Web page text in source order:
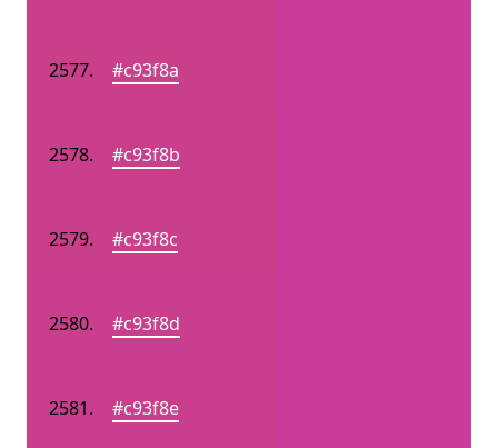
#c93f8a
#c93f8b
#c93f8c
#c93f8d
#c93f8e